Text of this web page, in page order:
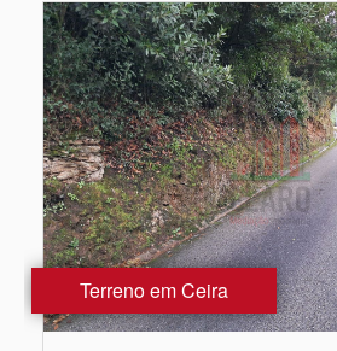
Terreno em Ceira